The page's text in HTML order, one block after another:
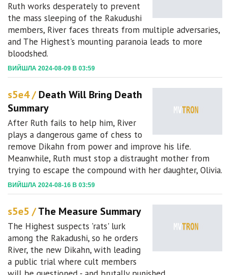
Ruth works desperately to prevent
the mass sleeping of the Rakudushi
members, River faces threats from multiple adversaries,
and The Highest's mounting paranoia leads to more
bloodshed.
ВИЙШЛА 2024-08-09 В 03:59
s5e4 /Death Will Bring Death
Summary
After Ruth fails to help him, River
plays a dangerous game of chess to
remove Dikahn from power and improve his life.
Meanwhile, Ruth must stop a distraught mother from
trying to escape the compound with her daughter, Olivia.
ВИЙШЛА 2024-08-16 В 03:59
s5e5 /The Measure Summary
The Highest suspects 'rats' lurk
among the Rakadushi, so he orders
River, the new Dikahn, with leading
a public trial where cult members